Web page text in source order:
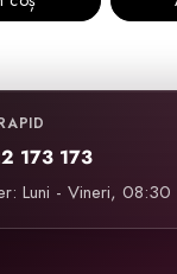
173 173
Luni - Vineri,